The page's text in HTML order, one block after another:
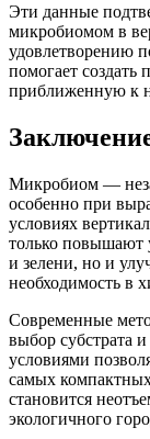
Эти данные
микробиомом в
удовлетворению
помогает
приближенную к
Микробиом —
особенно при
условиях
только повышают
и зелени, но и
необходимость в
Современные
выбор субстрата
условиями
самых
становится
экологичного